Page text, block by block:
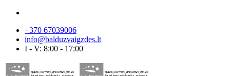
+370 67039006
info@balduzvaigzdes.lt
I - V: 8:00 - 17:00